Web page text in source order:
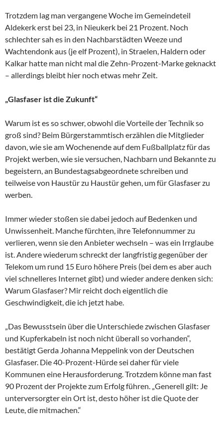
Trotzdem lag man vergangene Woche im Gemeindeteil
Aldekerk erst bei 23, in Nieukerk bei 21 Prozent. Noch
schlechter sah es in den Nachbarstädten Weeze und
Wachtendonk aus (je elf Prozent), in Straelen, Haldern oder
Kalkar hatte man nicht mal die Zehn-Prozent-Marke geknackt
– allerdings bleibt hier noch etwas mehr Zeit.
„Glasfaser ist die Zukunft“
Warum ist es so schwer, obwohl die Vorteile der Technik so
groß sind? Beim Bürgerstammtisch erzählen die Mitglieder
davon, wie sie am Wochenende auf dem Fußballplatz für das
Projekt werben, wie sie versuchen, Nachbarn und Bekannte zu
begeistern, an Bundestagsabgeordnete schreiben und
teilweise von Haustür zu Haustür gehen, um für Glasfaser zu
werben.
Immer wieder stoßen sie dabei jedoch auf Bedenken und
Unwissenheit. Manche fürchten, ihre Telefonnummer zu
verlieren, wenn sie den Anbieter wechseln – was ein Irrglaube
ist. Andere wiederum schreckt der langfristig gegenüber der
Telekom um rund 15 Euro höhere Preis (bei dem es aber auch
viel schnelleres Internet gibt) und wieder andere denken sich:
Warum Glasfaser? Mir reicht doch eigentlich die
Geschwindigkeit, die ich jetzt habe.
„Das Bewusstsein über die Unterschiede zwischen Glasfaser
und Kupferkabeln ist noch nicht überall so vorhanden“,
bestätigt Gerda Johanna Meppelink von der Deutschen
Glasfaser. Die 40-Prozent-Hürde sei daher für viele
Kommunen eine Herausforderung. Trotzdem könne man fast
90 Prozent der Projekte zum Erfolg führen. „Generell gilt: Je
unterversorgter ein Ort ist, desto höher ist die Quote der
Leute, die mitmachen.“